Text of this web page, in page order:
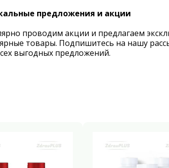
предложения и акции
проводим акции и предлагаем
товары. Подпишитесь на нашу
выгодных предложений.